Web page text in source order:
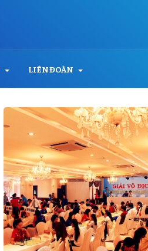
LIÊN ĐOÀN